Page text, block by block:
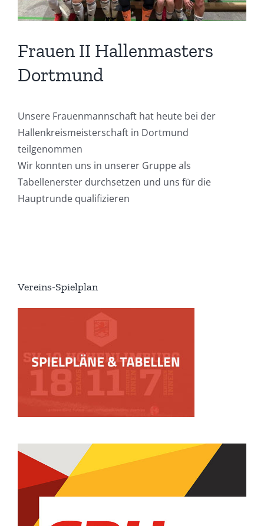
Frauen II Hallenmasters
Dortmund
Unsere Frauenmannschaft hat heute bei der
Hallenkreismeisterschaft in Dortmund
teilgenommen
Wir konnten uns in unserer Gruppe als
Tabellenerster durchsetzen und uns für die
Hauptrunde qualifizieren
Vereins-Spielplan